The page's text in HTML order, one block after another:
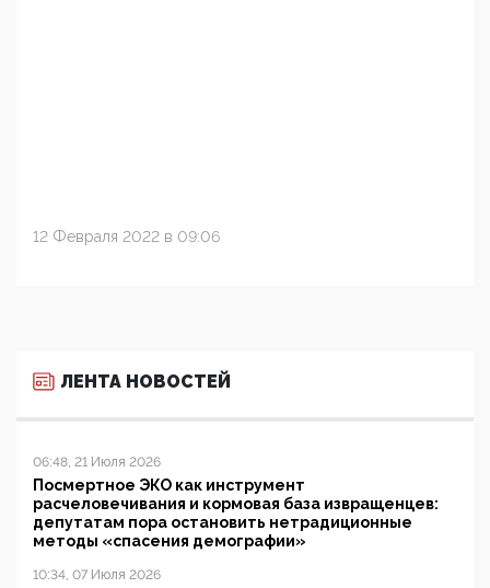
12 Февраля 2022 в 09:06
ЛЕНТА НОВОСТЕЙ
06:48, 21 Июля 2026
Посмертное ЭКО как инструмент
расчеловечивания и кормовая база извращенцев:
депутатам пора остановить нетрадиционные
методы «спасения демографии»
10:34, 07 Июля 2026